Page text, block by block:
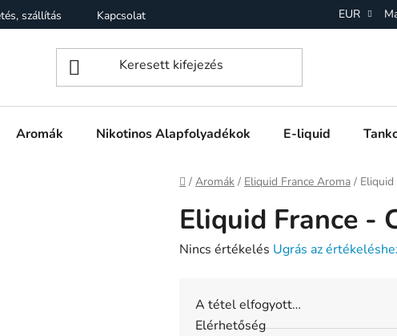
szállítás Kapcsolat Üzleti feltételek (ÁSZF)
EUR
Aromák Nikotinos Alapfolyadékok E-liquid
Kezdőlap
/ Aromák / Eliquid France Aroma /
Eliquid France -
A
értékelése
Nincs értékelés Ugrás az
A tétel elfogyott…
Elérhetőség